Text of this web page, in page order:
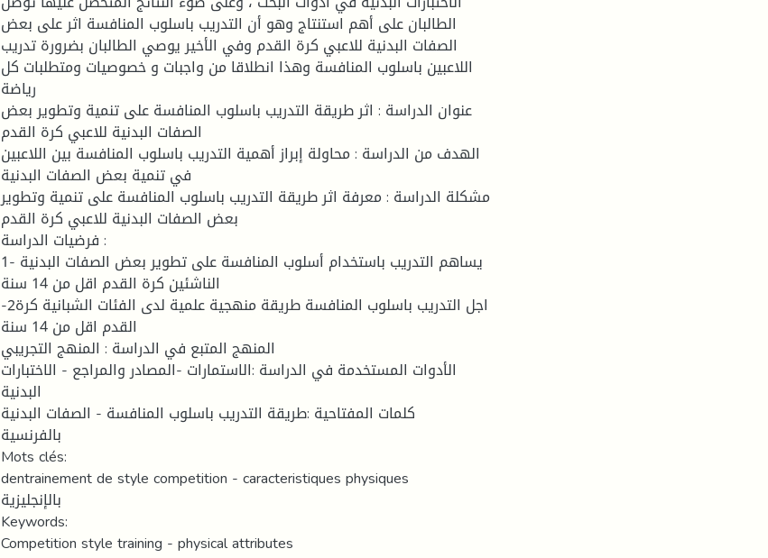
الطالبان على أهم استنتاج وهو أن التدريب باسلوب المنافسة اثر على بعض
الصفات البدنية للاعبي كرة القدم وفي الأخير يوصي الطالبان بضرورة تدريب
اللاعبين باسلوب المنافسة وهذا انطلاقا من واجبات و خصوصیات ومتطلبات كل
رياضة
عنوان الدراسة : اثر طريقة التدريب باسلوب المنافسة على تنمية وتطوير بعض
الصفات البدنية للاعبي كرة القدم
الهدف من الدراسة : محاولة إبراز أهمية التدريب باسلوب المنافسة بين اللاعبين
في تنمية بعض الصفات البدنية
مشكلة الدراسة : معرفة اثر طريقة التدريب باسلوب المنافسة على تنمية وتطوير
بعض الصفات البدنية للاعبي كرة القدم
فرضيات الدراسة :
1- يساهم التدريب باستخدام أسلوب المنافسة على تطوير بعض الصفات البدنية
الناشئين كرة القدم اقل من 14 سنة
-2اجل التدريب باسلوب المنافسة طريقة منهجية علمية لدى الفئات الشبانية كرة
القدم اقل من 14 سنة
المنهج المتبع في الدراسة : المنهج التجريبي
الأدوات المستخدمة في الدراسة :الاستمارات -المصادر والمراجع - الاختبارات
البدنية
كلمات المفتاحية :طريقة التدريب باسلوب المنافسة - الصفات البدنية
بالفرنسية
Mots clés:
dentrainement de style competition - caracteristiques physiques
بالإنجليزية
Keywords:
Competition style training - physical attributes